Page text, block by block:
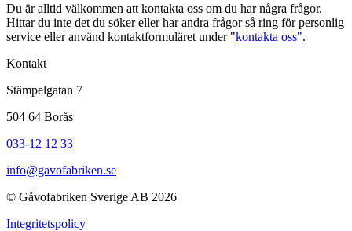
Du är alltid välkommen att kontakta oss om du har några frågor.
Hittar du inte det du söker eller har andra frågor så ring för personlig
service eller använd kontaktformuläret under "kontakta oss".
Kontakt
Stämpelgatan 7
504 64 Borås
033-12 12 33
info@gavofabriken.se
© Gåvofabriken Sverige AB 2026
Integritetspolicy